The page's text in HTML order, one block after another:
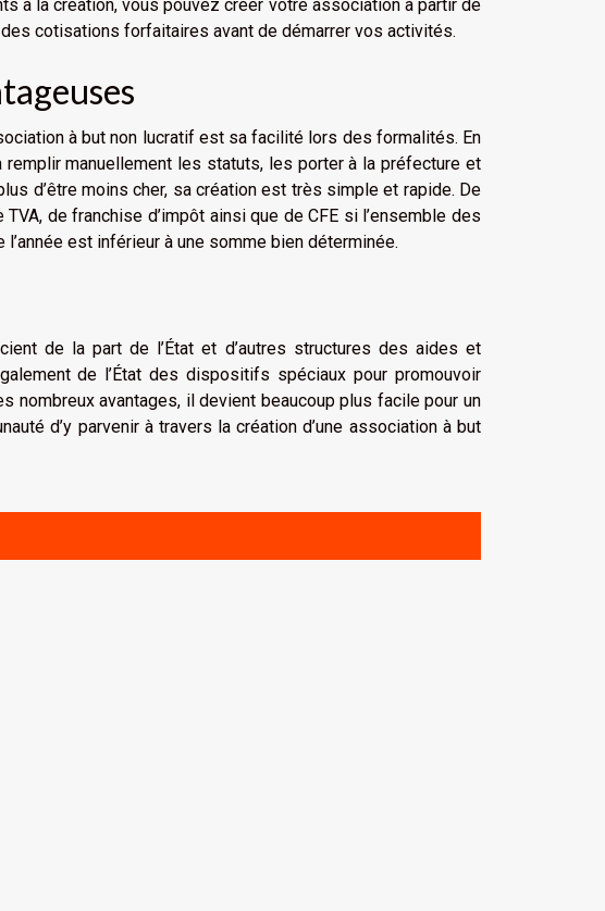
à la création, vous pouvez créer votre association à partir de
cotisations forfaitaires avant de démarrer vos activités.
à but non lucratif est sa facilité lors des formalités. En
manuellement les statuts, les porter à la préfecture et
d’être moins cher, sa création est très simple et rapide. De
de franchise d’impôt ainsi que de CFE si l’ensemble des
est inférieur à une somme bien déterminée.
de la part de l’État et d’autres structures des aides et
de l’État des dispositifs spéciaux pour promouvoir
nombreux avantages, il devient beaucoup plus facile pour un
d’y parvenir à travers la création d’une association à but